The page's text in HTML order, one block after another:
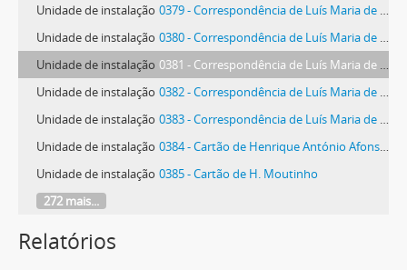
Unidade de instalação 0379 - Correspondência de Luís Maria de Lencastre Teixeira da Mota
Unidade de instalação 0380 - Correspondência de Luís Maria de Lencastre Teixeira da Mota
Unidade de instalação 0381 - Correspondência de Luís Maria de Lencastre Teixeira da Mota
Unidade de instalação 0382 - Correspondência de Luís Maria de Lencastre Teixeira da Mota
Unidade de instalação 0383 - Correspondência de Luís Maria de Lencastre Teixeira da Mota
Unidade de instalação 0384 - Cartão de Henrique António Afonso Mourato
Unidade de instalação 0385 - Cartão de H. Moutinho
272 mais...
Relatórios